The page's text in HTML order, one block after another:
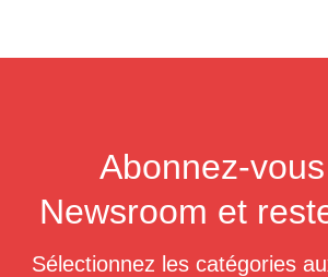
Abonnez-
Newsroom et
Sélectionnez les catégories